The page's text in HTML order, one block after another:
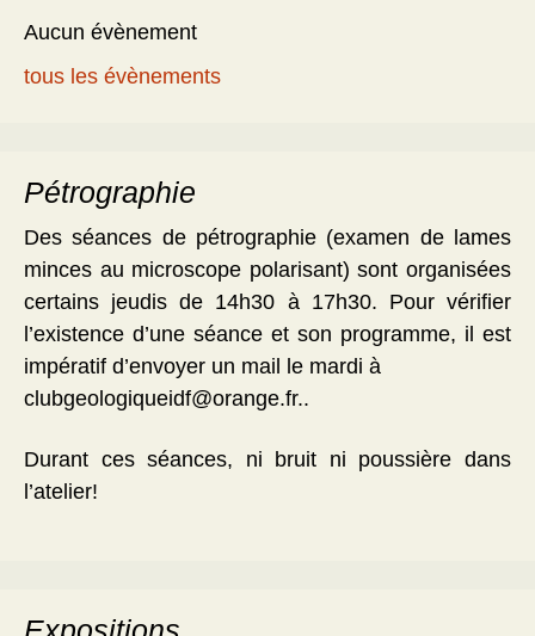
Aucun évènement
tous les évènements
Pétrographie
Des séances de pétrographie (examen de lames
minces au microscope polarisant) sont organisées
certains jeudis de 14h30 à 17h30. Pour vérifier
l’existence d’une séance et son programme, il est
impératif d’envoyer un mail le mardi à
clubgeologiqueidf@orange.fr..
Durant ces séances, ni bruit ni poussière dans
l’atelier!